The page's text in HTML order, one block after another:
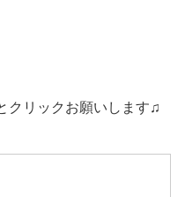
クリックお願いします♫